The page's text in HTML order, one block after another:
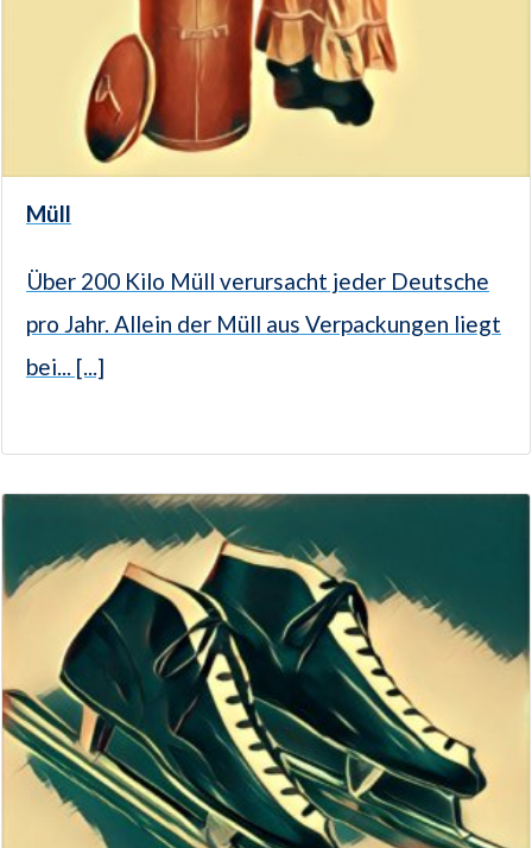
Müll
Über 200 Kilo Müll verursacht jeder Deutsche
pro Jahr. Allein der Müll aus Verpackungen liegt
bei... [...]